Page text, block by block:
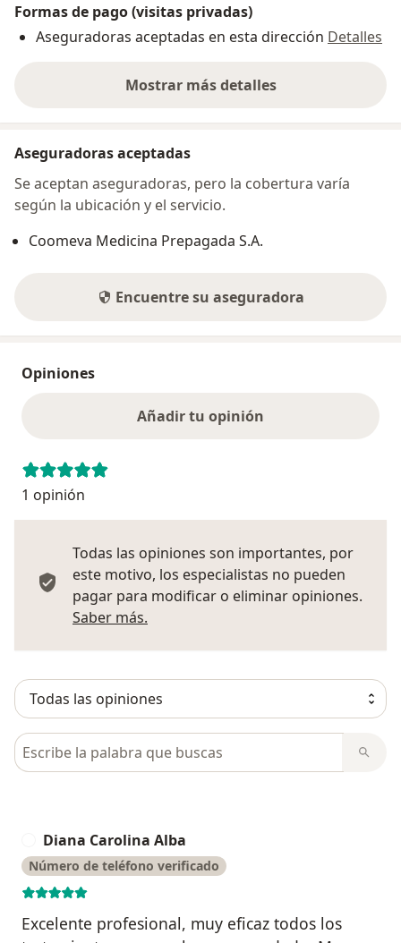
Formas de pago (visitas privadas)
Aseguradoras aceptadas en esta dirección Detalles
Mostrar más detalles
sobre la dirección
Aseguradoras aceptadas
Se aceptan aseguradoras, pero la cobertura varía
según la ubicación y el servicio.
Coomeva Medicina Prepagada S.A.
Encuentre su aseguradora
Opiniones
Añadir tu opinión
1 opinión
Todas las opiniones son importantes, por
este motivo, los especialistas no pueden
pagar para modificar o eliminar opiniones.
Saber más.
Busca en opiniones
Diana Carolina Alba
Número de teléfono verificado
Excelente profesional, muy eficaz todos los